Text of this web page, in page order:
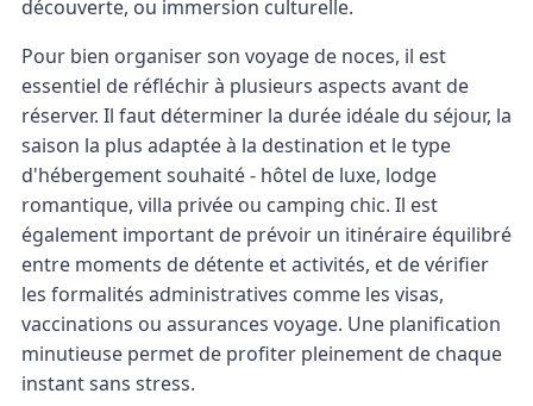
découverte, ou immersion culturelle.
Pour bien organiser son voyage de noces, il est
essentiel de réfléchir à plusieurs aspects avant de
réserver. Il faut déterminer la durée idéale du séjour, la
saison la plus adaptée à la destination et le type
d'hébergement souhaité - hôtel de luxe, lodge
romantique, villa privée ou camping chic. Il est
également important de prévoir un itinéraire équilibré
entre moments de détente et activités, et de vérifier
les formalités administratives comme les visas,
vaccinations ou assurances voyage. Une planification
minutieuse permet de profiter pleinement de chaque
instant sans stress.